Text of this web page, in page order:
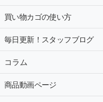
買い物カゴの使い方
毎日更新！スタッフブログ
コラム
商品動画ページ